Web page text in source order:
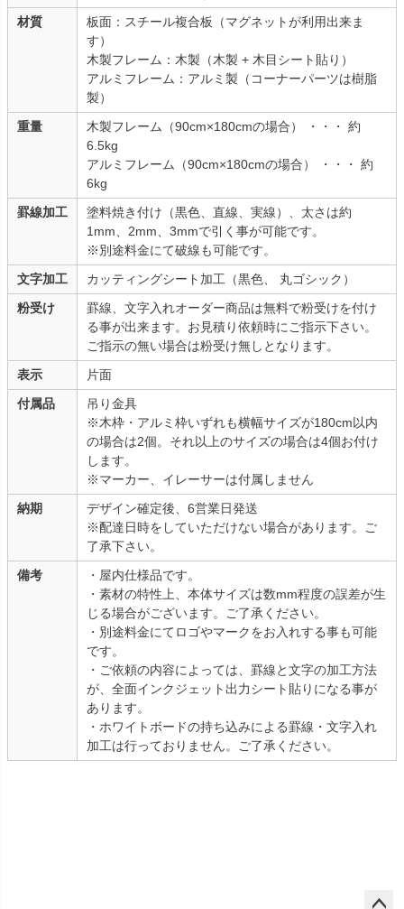
材質
板面：スチール複合板（マグネットが利用出来ま
す）
木製フレーム：木製（木製 + 木目シート貼り）
アルミフレーム：アルミ製（コーナーパーツは樹脂
製）
重量
木製フレーム（90cm×180cmの場合） ・・・ 約
6.5kg
アルミフレーム（90cm×180cmの場合） ・・・ 約
6kg
罫線加工
塗料焼き付け（黒色、直線、実線）、太さは約
1mm、2mm、3mmで引く事が可能です。
※別途料金にて破線も可能です。
文字加工
カッティングシート加工（黒色、 丸ゴシック）
粉受け
罫線、文字入れオーダー商品は無料で粉受けを付け
る事が出来ます。お見積り依頼時にご指示下さい。
ご指示の無い場合は粉受け無しとなります。
表示
片面
付属品
吊り金具
※木枠・アルミ枠いずれも横幅サイズが180cm以内
の場合は2個。それ以上のサイズの場合は4個お付け
します。
※マーカー、イレーサーは付属しません
納期
デザイン確定後、6営業日発送
※配達日時をしていただけない場合があります。ご
了承下さい。
備考
・屋内仕様品です。
・素材の特性上、本体サイズは数mm程度の誤差が生
じる場合がございます。ご了承ください。
・別途料金にてロゴやマークをお入れする事も可能
です。
・ご依頼の内容によっては、罫線と文字の加工方法
が、全面インクジェット出力シート貼りになる事が
あります。
・ホワイトボードの持ち込みによる罫線・文字入れ
加工は行っておりません。ご了承ください。